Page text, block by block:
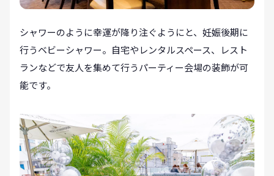
シャワーのように幸運が降り注ぐようにと、妊娠後期に
行うベビーシャワー。自宅やレンタルスペース、レスト
ランなどで友人を集めて行うパーティー会場の装飾が可
能です。